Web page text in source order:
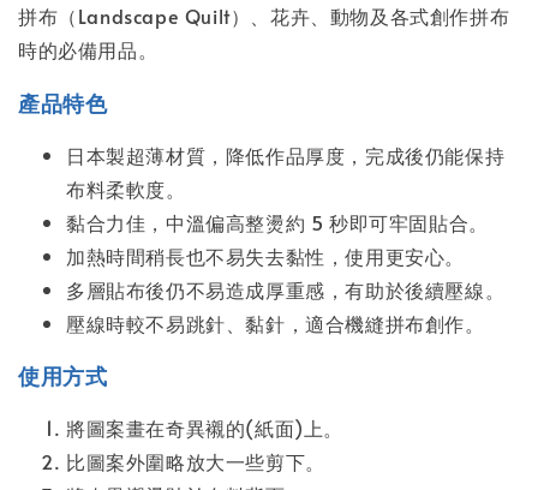
拼布（Landscape Quilt）、花卉、動物及各式創作拼布
時的必備用品。
產品特色
日本製超薄材質，降低作品厚度，完成後仍能保持
布料柔軟度。
黏合力佳，中溫偏高整燙約 5 秒即可牢固貼合。
加熱時間稍長也不易失去黏性，使用更安心。
多層貼布後仍不易造成厚重感，有助於後續壓線。
壓線時較不易跳針、黏針，適合機縫拼布創作。
使用方式
將圖案畫在奇異襯的(紙面)上。
比圖案外圍略放大一些剪下。